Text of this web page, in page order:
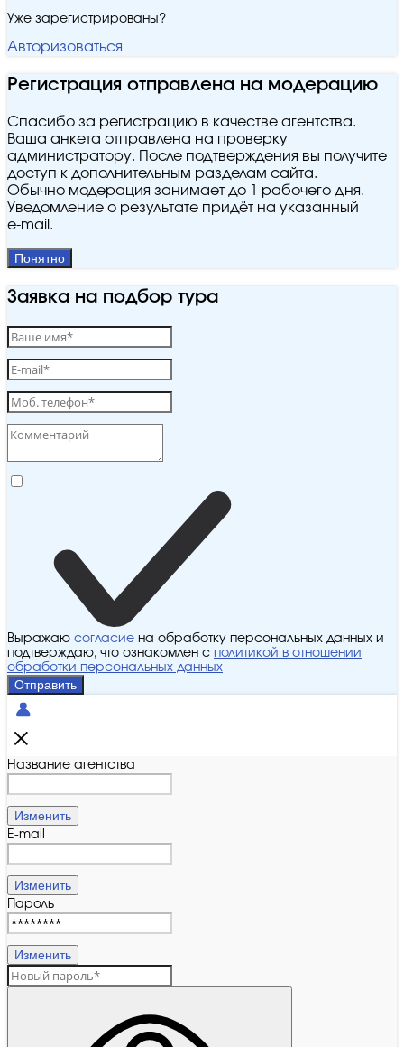
Уже зарегистрированы?
Авторизоваться
Регистрация отправлена на модерацию
Спасибо за регистрацию в качестве агентства.
Ваша анкета отправлена на проверку
администратору. После подтверждения вы получите
доступ к дополнительным разделам сайта.
Обычно модерация занимает до 1 рабочего дня.
Уведомление о результате придёт на указанный
e‑mail.
Понятно
Заявка на подбор тура
Выражаю согласие на обработку персональных данных и
подтверждаю, что ознакомлен с политикой в отношении
обработки персональных данных
Отправить
Название агентства
Изменить
E-mail
Изменить
Пароль
Изменить